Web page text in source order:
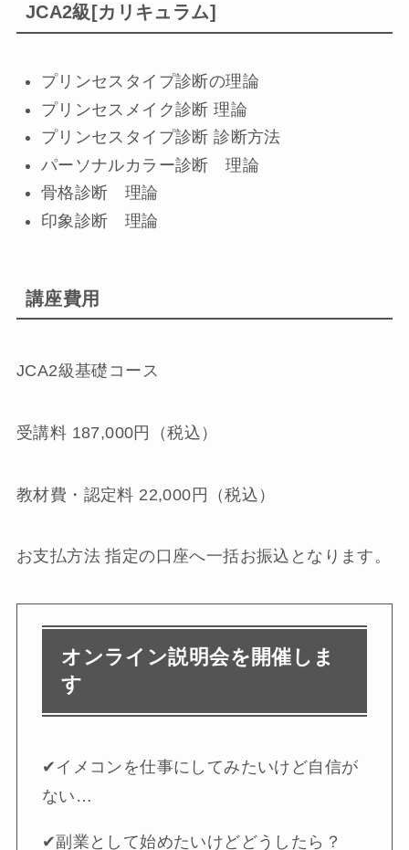
JCA2級[カリキュラム]
プリンセスタイプ診断の理論
プリンセスメイク診断 理論
プリンセスタイプ診断 診断方法
パーソナルカラー診断 理論
骨格診断 理論
印象診断 理論
講座費用
JCA2級基礎コース
受講料 187,000円（税込）
教材費・認定料 22,000円（税込）
お支払方法 指定の口座へ一括お振込となります。
オンライン説明会を開催しま
す
✔︎イメコンを仕事にしてみたいけど自信が
ない…
✔︎副業として始めたいけどどうしたら？